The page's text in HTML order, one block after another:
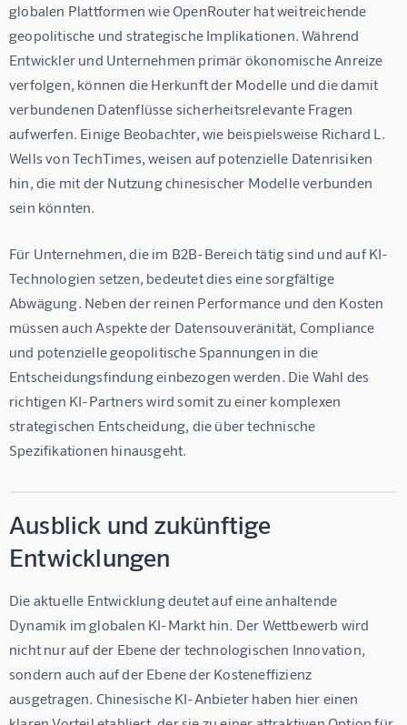
globalen Plattformen wie OpenRouter hat weitreichende
geopolitische und strategische Implikationen. Während
Entwickler und Unternehmen primär ökonomische Anreize
verfolgen, können die Herkunft der Modelle und die damit
verbundenen Datenflüsse sicherheitsrelevante Fragen
aufwerfen. Einige Beobachter, wie beispielsweise Richard L.
Wells von TechTimes, weisen auf potenzielle Datenrisiken
hin, die mit der Nutzung chinesischer Modelle verbunden
sein könnten.
Für Unternehmen, die im B2B-Bereich tätig sind und auf KI-
Technologien setzen, bedeutet dies eine sorgfältige
Abwägung. Neben der reinen Performance und den Kosten
müssen auch Aspekte der Datensouveränität, Compliance
und potenzielle geopolitische Spannungen in die
Entscheidungsfindung einbezogen werden. Die Wahl des
richtigen KI-Partners wird somit zu einer komplexen
strategischen Entscheidung, die über technische
Spezifikationen hinausgeht.
Ausblick und zukünftige
Entwicklungen
Die aktuelle Entwicklung deutet auf eine anhaltende
Dynamik im globalen KI-Markt hin. Der Wettbewerb wird
nicht nur auf der Ebene der technologischen Innovation,
sondern auch auf der Ebene der Kosteneffizienz
ausgetragen. Chinesische KI-Anbieter haben hier einen